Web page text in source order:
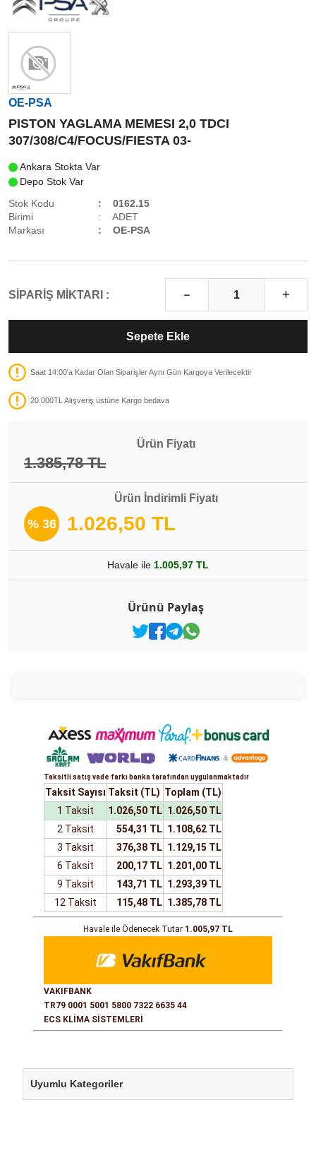
OE-PSA
PISTON YAGLAMA MEMESI 2,0 TDCI
307/308/C4/FOCUS/FIESTA 03-
Ankara Stokta Var
Depo Stok Var
Stok Kodu
0162.15
Birimi
ADET
Markası
OE-PSA
SİPARİŞ MİKTARI :
Sepete Ekle
Saat 14:00'a Kadar Olan Siparişler Aynı Gün Kargoya Verilecektir
20.000TL Alışveriş üstüne Kargo bedava
Ürün Fiyatı
1.385,78 TL
Ürün İndirimli Fiyatı
% 36 1.026,50 TL
Havale ile 1.005,97 TL
Ürünü Paylaş
Taksitli satış vade farkı banka tarafından uygulanmaktadır
Taksit Sayısı Taksit (TL) Toplam (TL)
1 Taksit
1.026,50 TL 1.026,50 TL
2 Taksit
554,31 TL 1.108,62 TL
3 Taksit
376,38 TL 1.129,15 TL
6 Taksit
200,17 TL 1.201,00 TL
9 Taksit
143,71 TL 1.293,39 TL
12 Taksit
115,48 TL 1.385,78 TL
Havale ile Ödenecek Tutar 1.005,97 TL
VAKIFBANK
TR79 0001 5001 5800 7322 6635 44
ECS KLİMA SİSTEMLERİ
Uyumlu Kategoriler